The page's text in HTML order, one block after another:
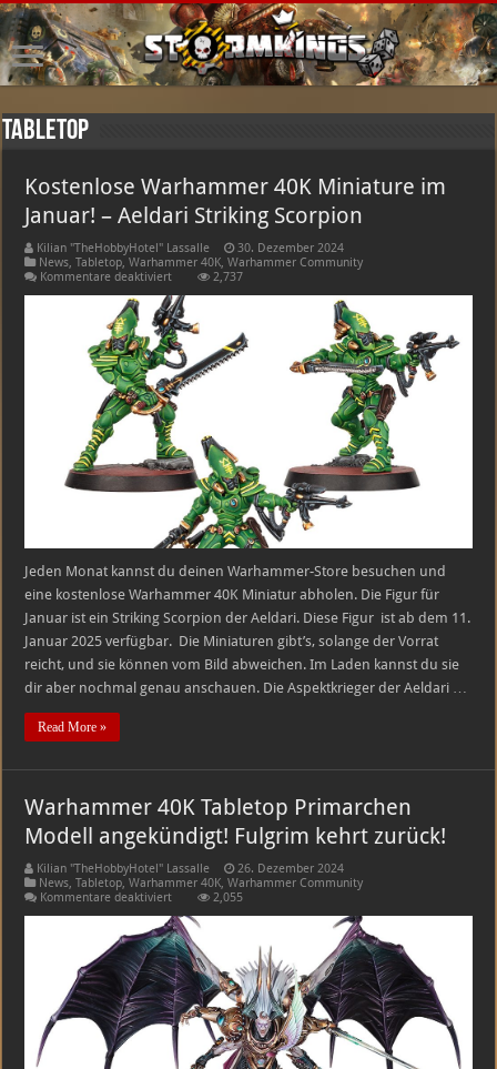
Tabletop
Kostenlose Warhammer 40K Miniature im
Januar! – Aeldari Striking Scorpion
Kilian "TheHobbyHotel" Lassalle
30. Dezember 2024
News,Tabletop,Warhammer 40K,Warhammer Community
Kommentare deaktiviertfür
Warhammer
40K
Miniature
im
Januar!
–
Aeldari
Striking
Scorpion
2,737
Jeden Monat kannst du deinen Warhammer-Store besuchen und
eine kostenlose Warhammer 40K Miniatur abholen. Die Figur für
Januar ist ein Striking Scorpion der Aeldari. Diese Figur ist ab dem 11.
Januar 2025 verfügbar. Die Miniaturen gibt’s, solange der Vorrat
reicht, und sie können vom Bild abweichen. Im Laden kannst du sie
dir aber nochmal genau anschauen. Die Aspektkrieger der Aeldari …
Read More »
Warhammer 40K Tabletop Primarchen
Modell angekündigt! Fulgrim kehrt zurück!
Kilian "TheHobbyHotel" Lassalle
26. Dezember 2024
News ,Tabletop ,Warhammer 40K ,Warhammer Community
Kommentare deaktiviertfür
40K
Tabletop
Primarchen
Modell
angekündigt!
Fulgrim
kehrt
zurück!
2,055